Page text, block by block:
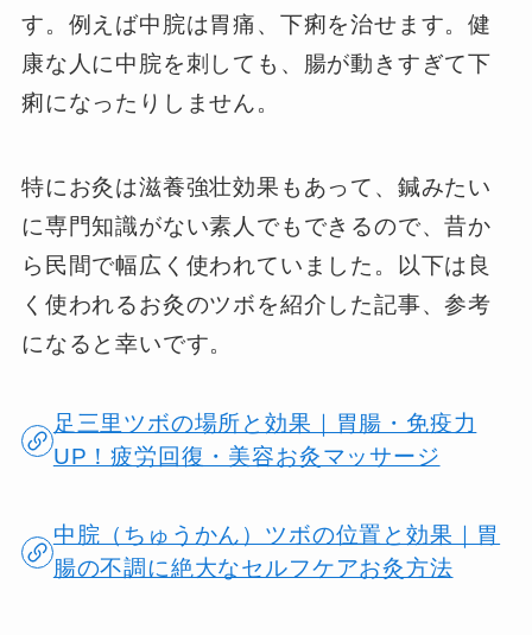
す。例えば中脘は胃痛、下痢を治せます。健
康な人に中脘を刺しても、腸が動きすぎて下
痢になったりしません。
特にお灸は滋養強壮効果もあって、鍼みたい
に専門知識がない素人でもできるので、昔か
ら民間で幅広く使われていました。以下は良
く使われるお灸のツボを紹介した記事、参考
になると幸いです。
足三里ツボの場所と効果｜胃腸・免疫力
UP！疲労回復・美容お灸マッサージ
中脘（ちゅうかん）ツボの位置と効果｜胃
腸の不調に絶大なセルフケアお灸方法